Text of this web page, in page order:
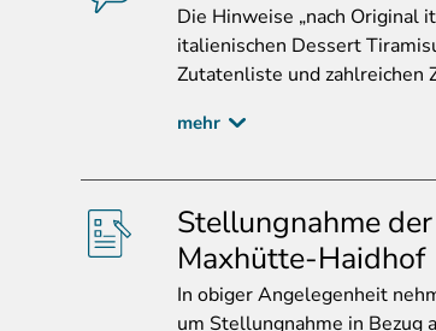
Die Hinweise „nach Original
italienischen Dessert
Zutatenliste und zahlreichen
mehr
Stellungnahme
Maxhütte-Haidhof
In obiger Angelegenheit
um Stellungnahme in Bezug